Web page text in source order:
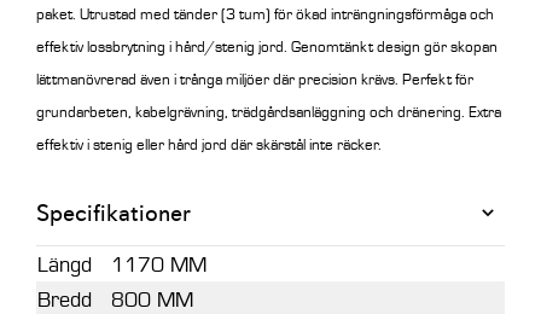
paket. Utrustad med tänder (3 tum) för ökad inträngningsförmåga och
effektiv lossbrytning i hård/stenig jord. Genomtänkt design gör skopan
lättmanövrerad även i trånga miljöer där precision krävs. Perfekt för
grundarbeten, kabelgrävning, trädgårdsanläggning och dränering. Extra
effektiv i stenig eller hård jord där skärstål inte räcker.
Specifikationer
Längd
1170 MM
Bredd
800 MM